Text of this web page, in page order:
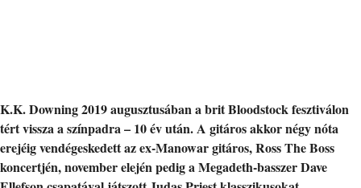
K.K. Downing 2019 augusztusában a brit Bloodstock fesztiválon
tért vissza a színpadra – 10 év után. A gitáros akkor négy nóta
erejéig vendégeskedett az ex-Manowar gitáros, Ross The Boss
koncertjén, november elején pedig a Megadeth-basszer Dave